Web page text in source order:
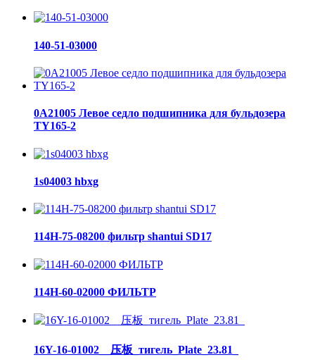
140-51-03000
0A21005 Левое седло подшипника для бульдозера
TY165-2
1s04003 hbxg
114H-75-08200 фильтр shantui SD17
114H-60-02000 ФИЛЬТР
16Y-16-01002__压板_тигель_Plate_23.81_